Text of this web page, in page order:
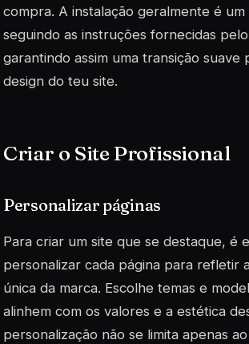
compra. A instalação geralmente é
seguindo as instruções fornecidas
garantindo assim uma transição suave
design do teu site.
Criar o Site Profissional
Personalizar páginas
Para criar um site que se destaque, é
personalizar cada página para refletir
única da marca. Escolhe temas e
alinhem com os valores e a estética
personalização não se limita apenas